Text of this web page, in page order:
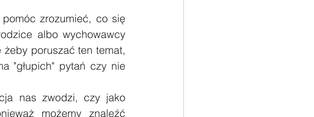
zrozumieć, co się
albo wychowawcy
poruszać ten temat,
"głupich" pytań czy nie
nas zwodzi, czy jako
możemy znaleźć